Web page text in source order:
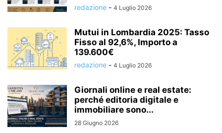
redazione - 4 Luglio 2026
Mutui in Lombardia 2025: Tasso
Fisso al 92,6%, Importo a
139.600€
redazione - 4 Luglio 2026
Giornali online e real estate:
perché editoria digitale e
immobiliare sono...
28 Giugno 2026